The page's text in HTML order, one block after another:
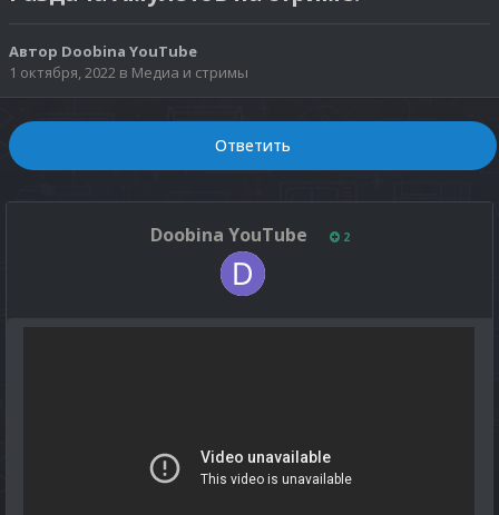
Автор Doobina YouTube
1 октября, 2022 в Медиа и стримы
Ответить
Doobina YouTube 2